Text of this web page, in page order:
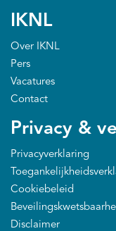
IKNL
Over IKNL
Pers
Vacatures
Contact
Privacy &
Privacyverklaring
Cookiebeleid
Disclaimer